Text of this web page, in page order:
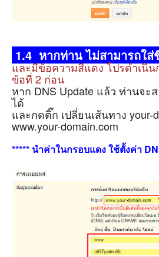
1.4 หากท่าน ไม่สามารถใส่
และมีข้อความสีแดง โปรดำเนิน
ข้อที่ 2 ก่อน
หาก DNS Update แล้ว ท่านจะ
ได้
และกดติ๊ก เปลี่ยนเส้นทาง your-
www.your-domain.com
***** นำค่าในกรอบแดง ใช้ตั้งค่า